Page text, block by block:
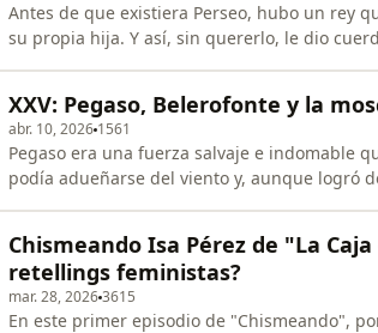
Antes de que existiera Perseo, hubo un rey
su propia hija. Y así, sin quererlo, le dio
volverse leyenda. Una
XXV: Pegaso, Belerofonte y la
abr. 10, 2026 1561
Pegaso era una fuerza salvaje e indomable
podía adueñarse del viento y, aunque logró
https://www.instagram.com/
Chismeando Isa Pérez de "La
retellings feministas?
mar. 28, 20263615
En este primer episodio de "Chismeando",